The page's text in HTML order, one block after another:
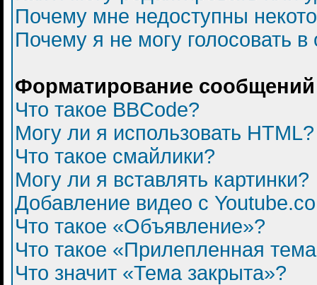
Почему мне недоступны
Почему я не могу голосовать в
Форматирование
Что такое BBCode?
Могу ли я использовать HTML?
Что такое смайлики?
Могу ли я вставлять картинки?
Добавление видео с
Что такое «Объявление»?
Что такое «Прилепленная
Что значит «Тема закрыта»?